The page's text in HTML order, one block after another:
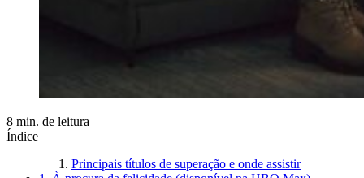
8 min. de leitura
Índice
Principais títulos de superação e onde assistir